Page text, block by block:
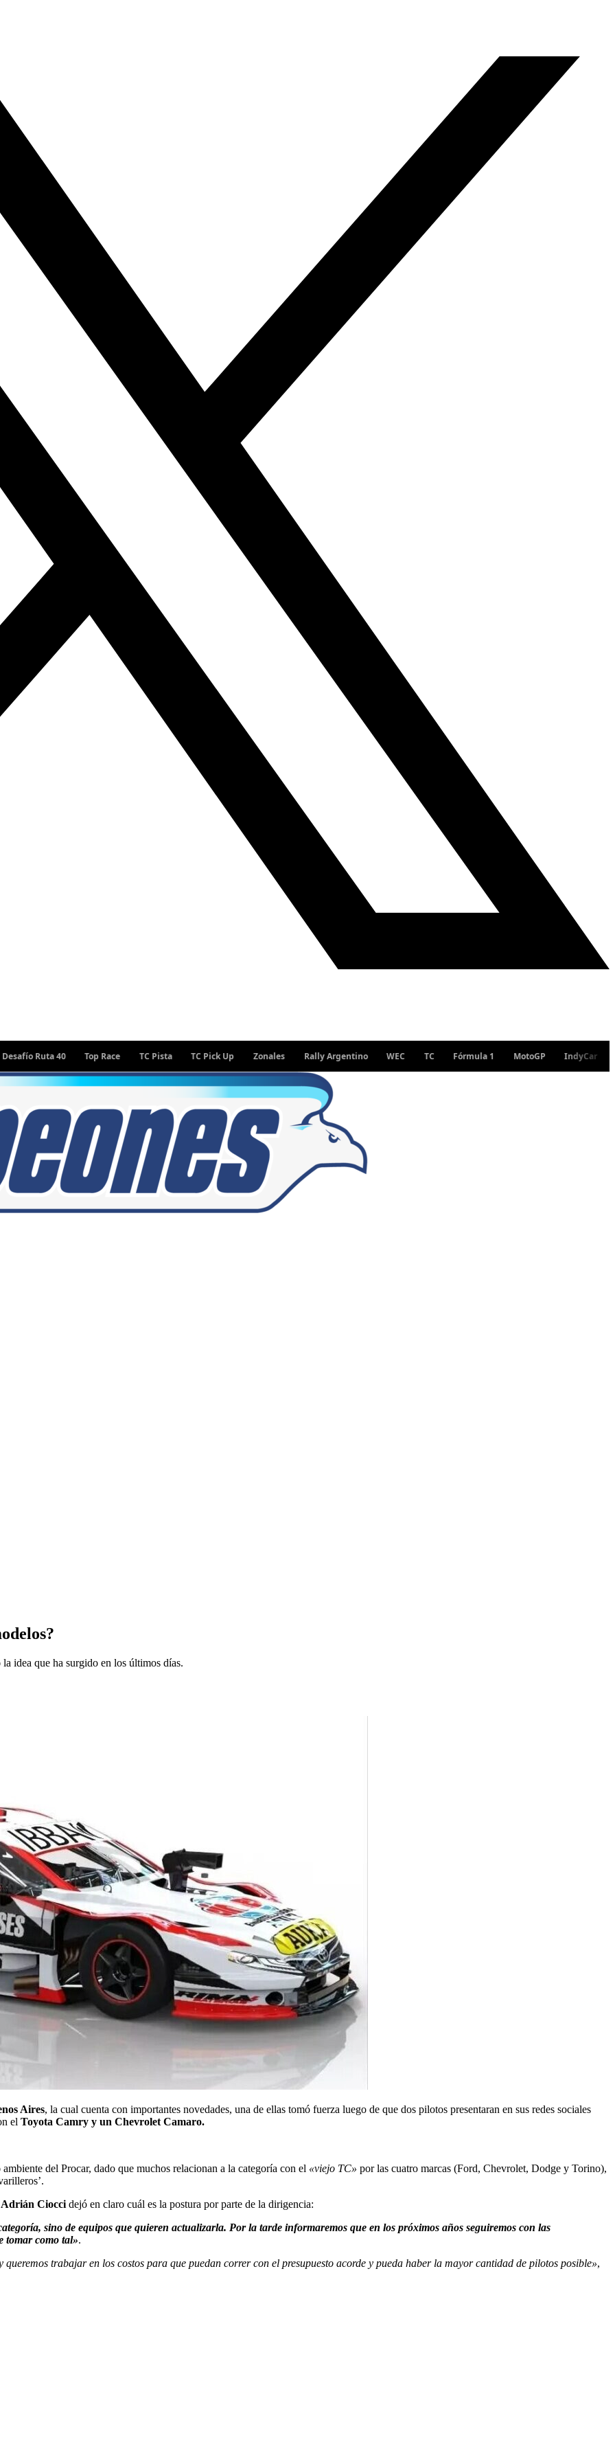
Ruta 40 Top Race TC Pista TC Pick Up Zonales Rally Argentino WEC TC Fórmula 1 MotoGP IndyCar WRC
idea que ha surgido en los últimos días.
Aires, la cual cuenta con importantes novedades, una de ellas tomó fuerza luego de que dos pilotos presentaran en sus redes sociales
el Toyota Camry y un Chevrolet Camaro.
del Procar, dado que muchos relacionan a la categoría con el «viejo TC» por las cuatro marcas (Ford, Chevrolet, Dodge y Torino),
Adrián Ciocci dejó en claro cuál es la postura por parte de la dirigencia:
sino de equipos que quieren actualizarla. Por la tarde informaremos que en los próximos años seguiremos con las
tomar como tal».
trabajar en los costos para que puedan correr con el presupuesto acorde y pueda haber la mayor cantidad de pilotos posible»,